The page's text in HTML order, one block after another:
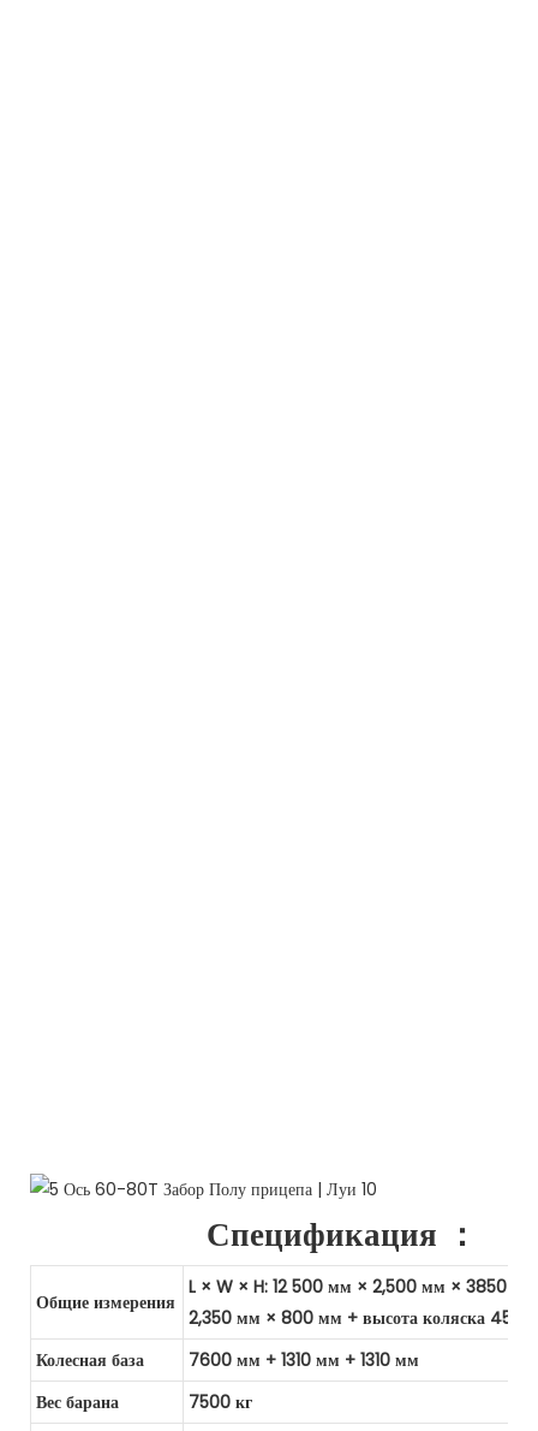
Спецификация ：
Общие измерения
L × W × H: 12 500 мм × 2,500 мм × 3850 мм
2,350 мм × 800 мм + высота коляска 450
Колесная база
7600 мм + 1310 мм + 1310 мм
Вес барана
7500 кг